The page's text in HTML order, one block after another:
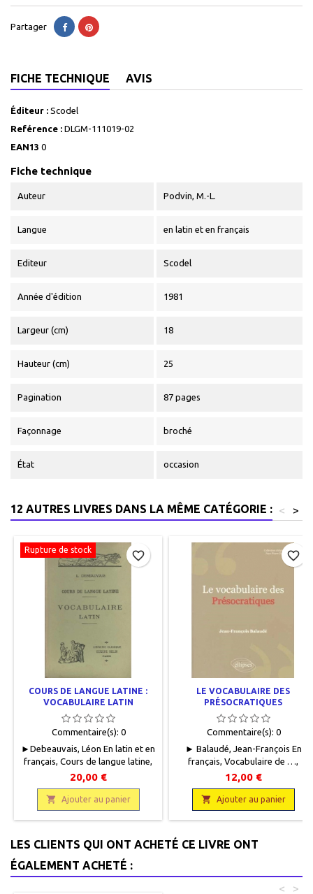
Partager
FICHE TECHNIQUE AVIS
Éditeur : Scodel
Reférence : DLGM-111019-02
EAN13 0
Fiche technique
Auteur Podvin, M.-L.
Langue en latin et en français
Editeur Scodel
Année d'édition 1981
Largeur (cm) 18
Hauteur (cm) 25
Pagination 87 pages
Façonnage broché
État occasion
12 AUTRES LIVRES DANS LA MÊME CATÉGORIE : >
<
Rupture de stock
COURS DE LANGUE LATINE :
VOCABULAIRE LATIN
Commentaire(s): 0
►Debeauvais, Léon En latin et en
français, Cours de langue latine,
Librairie Classique Eugène Belin,
1962, 14 x 22, X + 225 pages relié,
occasion. Reliure éditeur plein
papier vert clair, impression
noire. Dos insolé. Bon état
20,00 €
 Ajouter au panier
favorite_border
LE VOCABULAIRE DES
PRÉSOCRATIQUES
Commentaire(s): 0
► Balaudé, Jean-François En
français, Vocabulaire de …,
Ellipses, 2011, 14,5 x 19, 96
pages, broché. Neuf.
9782729870300
12,00 €
 Ajouter au panier
favorite_border
LES CLIENTS QUI ONT ACHETÉ CE LIVRE ONT
ÉGALEMENT ACHETÉ :
>
<